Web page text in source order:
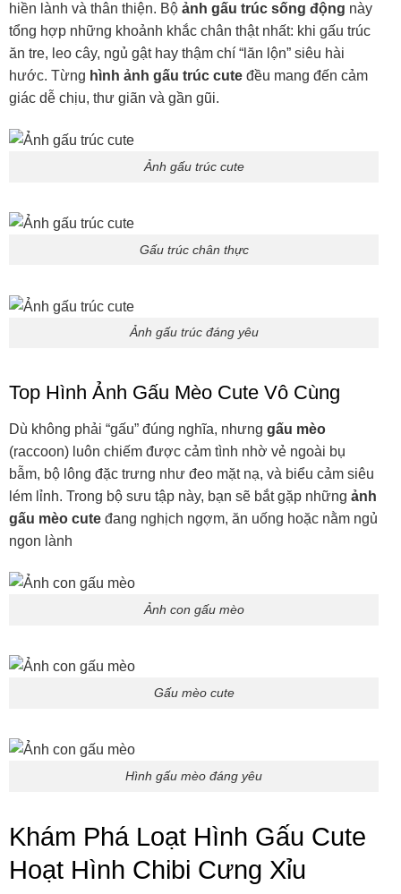
hiền lành và thân thiện. Bộ ảnh gấu trúc sống động này
tổng hợp những khoảnh khắc chân thật nhất: khi gấu trúc
ăn tre, leo cây, ngủ gật hay thậm chí “lăn lộn” siêu hài
hước. Từng hình ảnh gấu trúc cute đều mang đến cảm
giác dễ chịu, thư giãn và gần gũi.
Ảnh gấu trúc cute
Gấu trúc chân thực
Ảnh gấu trúc đáng yêu
Top Hình Ảnh Gấu Mèo Cute Vô Cùng
Dù không phải “gấu” đúng nghĩa, nhưng gấu mèo
(raccoon) luôn chiếm được cảm tình nhờ vẻ ngoài bụ
bẫm, bộ lông đặc trưng như đeo mặt nạ, và biểu cảm siêu
lém lỉnh. Trong bộ sưu tập này, bạn sẽ bắt gặp những ảnh
gấu mèo cute đang nghịch ngợm, ăn uống hoặc nằm ngủ
ngon lành
Ảnh con gấu mèo
Gấu mèo cute
Hình gấu mèo đáng yêu
Khám Phá Loạt Hình Gấu Cute
Hoạt Hình Chibi Cưng Xỉu